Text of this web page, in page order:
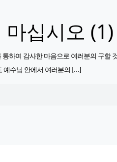
십시오 (1)
하여 감사한 마음으로 여러분의 구할
예수님 안에서 여러분의 […]